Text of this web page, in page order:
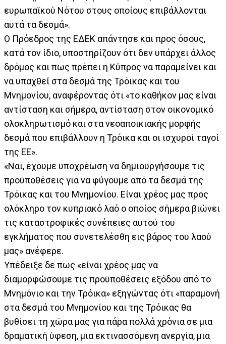
ευρωπαϊκού Νότου στους οποίους επιβάλλονται
αυτά τα δεσμά».
Ο Πρόεδρος της ΕΔΕΚ απάντησε και προς όσους,
κατά τον ίδιο, υποστηρίζουν ότι δεν υπάρχει άλλος
δρόμος και πως πρέπει η Κύπρος να παραμείνει και
να υπαχθεί στα δεσμά της Τρόικας και του
Μνημονίου, αναφέροντας ότι «το καθήκον μας είναι
αντίσταση και σήμερα, αντίσταση στον οικονομικό
ολοκληρωτισμό και στα νεοαποικιακής μορφής
δεσμά που επιβάλλουν η Τρόικα και οι ισχυροί ταγοί
της ΕΕ».
«Ναι, έχουμε υποχρέωση να δημιουργήσουμε τις
προϋποθέσεις για να φύγουμε από τα δεσμά της
Τρόικας και του Μνημονίου. Είναι χρέος μας προς
ολόκληρο τον κυπριακό λαό ο οποίος σήμερα βιώνει
τις καταστροφικές συνέπειες αυτού του
εγκλήματος που συνετελέσθη εις βάρος του λαού
μας» ανέφερε.
Υπέδειξε δε πως «είναι χρέος μας να
διαμορφώσουμε τις προϋποθέσεις εξόδου από το
Μνημόνιο και την Τρόικα» εξηγώντας ότι «παραμονή
στα δεσμά του Μνημονίου και της Τρόικας θα
βυθίσει τη χώρα μας για πάρα πολλά χρόνια σε μια
δραματική ύφεση, μια εκτινασσόμενη ανεργία, μια